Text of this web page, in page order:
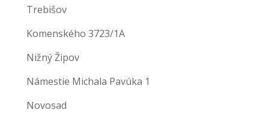
Trebišov
Komenského 3723/1A
Nižný Žipov
Námestie Michala Pavúka 1
Novosad